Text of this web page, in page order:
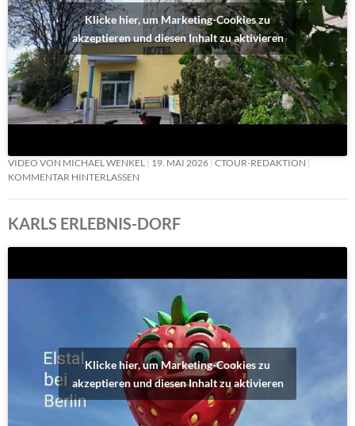
Klicke hier, um Marketing-Cookies zu
akzeptieren und diesen Inhalt zu aktivieren
VIDEO VON MICHAEL WENKEL 19. MAI 2026 CTOUR-REDAKTION
KOMMENTAR HINTERLASSEN
KARLS ERLEBNIS-DORF
Klicke hier, um Marketing-Cookies zu
akzeptieren und diesen Inhalt zu aktivieren